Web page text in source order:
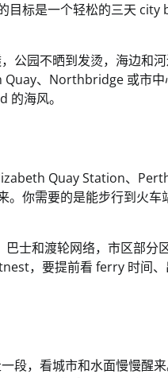
标是一个轻松的三天 city
公园不晒到发烫，海边和
、Northbridge 或市
海风。
Quay Station、
需要的是能步行到火车
和渡轮网络，市区部分
，要提前看 ferry 时间
段，看城市和水面慢慢醒